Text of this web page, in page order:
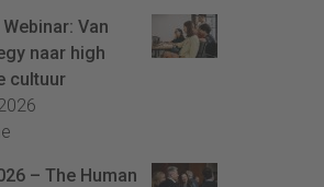
Van
naar high
cultuur
– The Human